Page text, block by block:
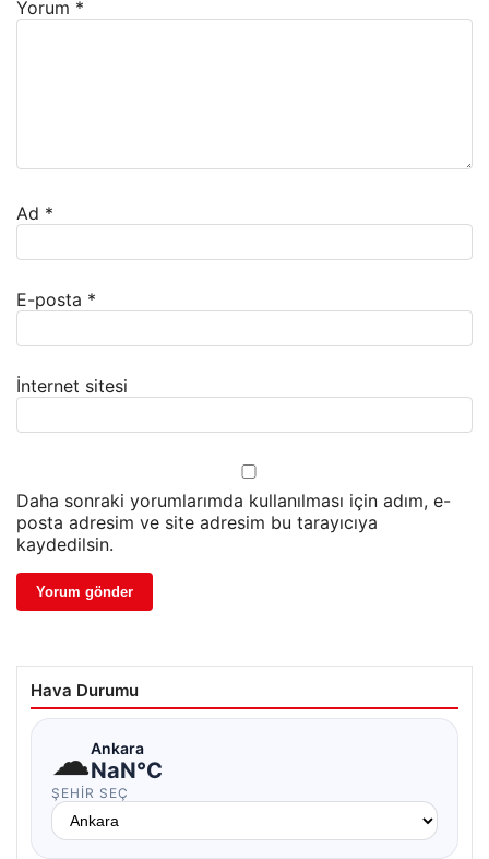
Yorum *
Ad *
E-posta *
İnternet sitesi
Daha sonraki yorumlarımda kullanılması için adım, e-
posta adresim ve site adresim bu tarayıcıya
kaydedilsin.
Hava Durumu
☁Ankara
NaN°C
ŞEHIR SEÇ